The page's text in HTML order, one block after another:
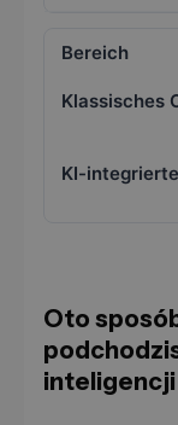
Oto
inteligencji